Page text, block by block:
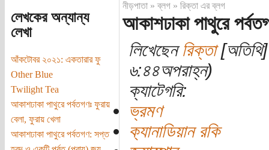
লেখকের অন্যান্য
লেখা
আঁকটোবর ২০২১: একতারার ফু
Other Blue
Twilight Tea
আকাশঢাকা পাথুরে পর্বতগণঃ ফুরায়
বেলা, ফুরায় খেলা
আকাশঢাকা পাথুরে পর্বতগণ: সপ্ত
নীড়পাতা»ব্লগ» রিক্তা এর ব্লগ
আকাশঢাকা পাথুরে
লিখেছেনরিক্তা
৬:৪৪অপরাহ্ন)
ক্যাটেগরি:
ভ্রমণ
ক‌্যানাডিয়ান রকি